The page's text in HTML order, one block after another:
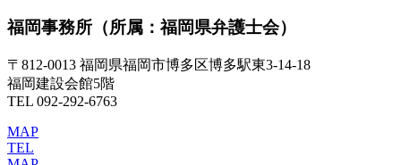
福岡事務所 （所属：福岡県弁護士会）
〒812-0013 福岡県福岡市博多区博多駅東3-14-18
福岡建設会館5階
TEL 092-292-6763
MAP
TEL